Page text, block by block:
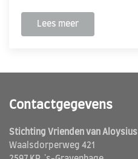
Lees meer
Contactgegevens
Stichting Vrienden van Aloysius
Waalsdorperweg 421